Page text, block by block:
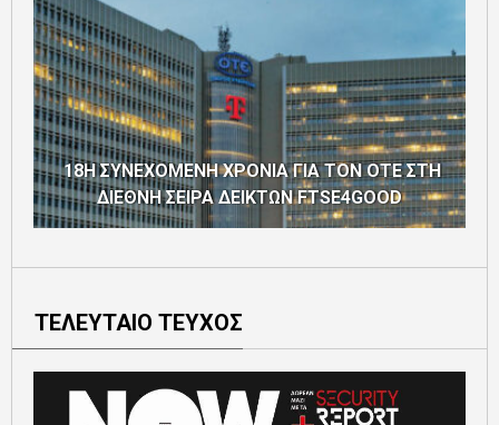
18Η ΣΥΝΕΧΟΜΕΝΗ ΧΡΟΝΙΑ ΓΙΑ ΤΟΝ ΟΤΕ ΣΤΗ
ΔΙΕΘΝΗ ΣΕΙΡΑ ΔΕΙΚΤΩΝ FTSE4GOOD
ΤΕΛΕΥΤΑΙΟ ΤΕΥΧΟΣ